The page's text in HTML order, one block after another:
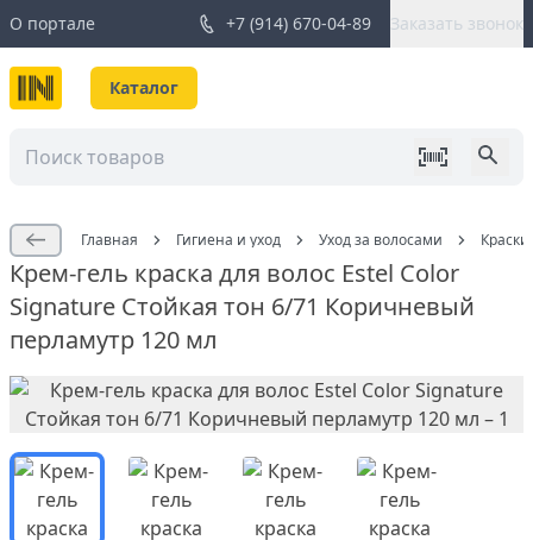
О портале +7 (914) 670-04-89 Заказать звонок
Каталог
Главная Гигиена и уход Уход за волосами
Крем-гель краска для волос Estel Color
Signature Стойкая тон 6/71 Коричневый
перламутр 120 мл